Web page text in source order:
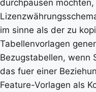
durchpausen
im sinne als der zu
Tabellenvorlagen
Bezugstabellen, wenn
das fuer einer
Feature-Vorlagen als